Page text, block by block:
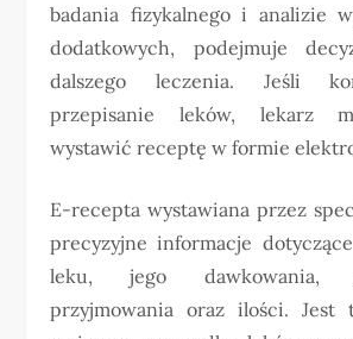
badania fizykalnego i analizie
dodatkowych, podejmuje
dalszego leczenia. Jeśli
przepisanie leków, lekarz
wystawić receptę w formie
E-recepta wystawiana przez
precyzyjne informacje
leku, jego dawkowania,
przyjmowania oraz ilości. Jest